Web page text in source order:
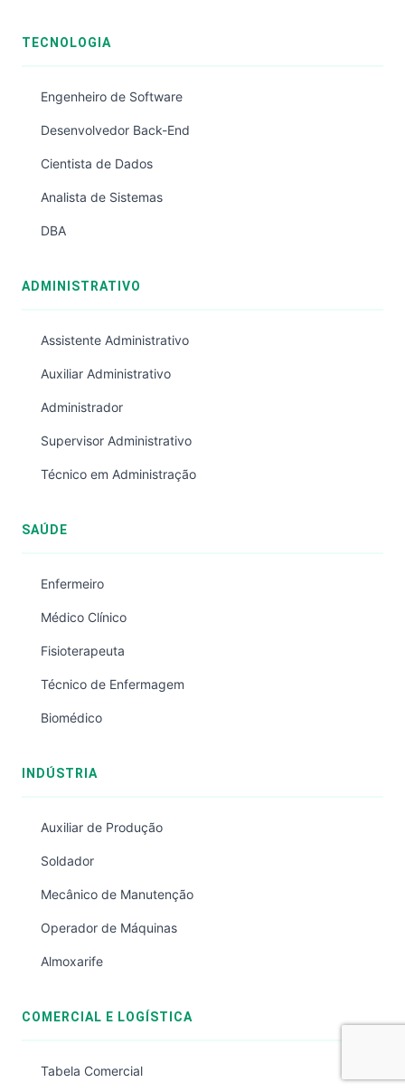
TECNOLOGIA
Engenheiro de Software
Desenvolvedor Back-End
Cientista de Dados
Analista de Sistemas
DBA
ADMINISTRATIVO
Assistente Administrativo
Auxiliar Administrativo
Administrador
Supervisor Administrativo
Técnico em Administração
SAÚDE
Enfermeiro
Médico Clínico
Fisioterapeuta
Técnico de Enfermagem
Biomédico
INDÚSTRIA
Auxiliar de Produção
Soldador
Mecânico de Manutenção
Operador de Máquinas
Almoxarife
COMERCIAL E LOGÍSTICA
Tabela Comercial